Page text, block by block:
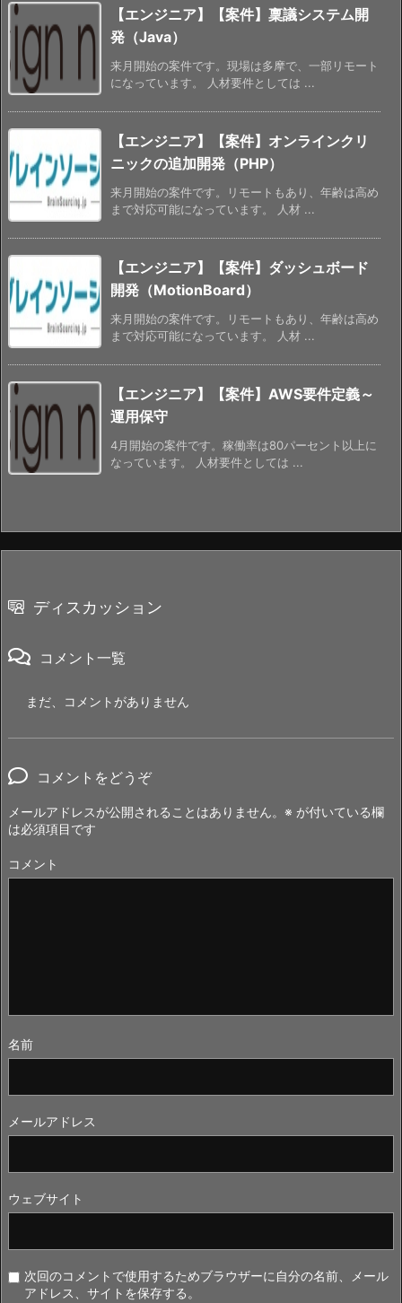
【エンジニア】【案件】稟議システム開
発（Java）
来月開始の案件です。現場は多摩で、一部リモート
になっています。 人材要件としては ...
【エンジニア】【案件】オンラインクリ
ニックの追加開発（PHP）
来月開始の案件です。リモートもあり、年齢は高め
まで対応可能になっています。 人材 ...
【エンジニア】【案件】ダッシュボード
開発（MotionBoard）
来月開始の案件です。リモートもあり、年齢は高め
まで対応可能になっています。 人材 ...
【エンジニア】【案件】AWS要件定義～
運用保守
4月開始の案件です。稼働率は80パーセント以上に
なっています。 人材要件としては ...
ディスカッション
コメント一覧
まだ、コメントがありません
コメントをどうぞ
メールアドレスが公開されることはありません。 ※ が付いている欄
は必須項目です
コメント
名前
メールアドレス
ウェブサイト
次回のコメントで使用するためブラウザーに自分の名前、メール
アドレス、サイトを保存する。